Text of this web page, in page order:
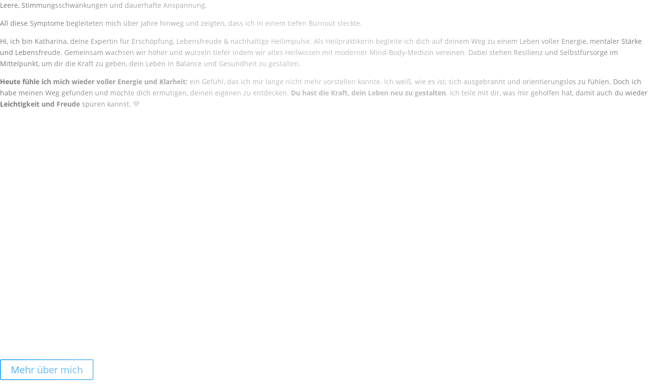
Leere, Stimmungsschwankungen und dauerhafte Anspannung.
All diese Symptome begleiteten mich über Jahre hinweg und zeigten, dass ich in einem tiefen Burnout steckte.
Hi, ich bin Katharina, deine Expertin für Erschöpfung, Lebensfreude & nachhaltige Heilimpulse. Als Heilpraktikerin begleite ich dich auf deinem Weg zu einem Leben voller Energie, mentaler Stärke
und Lebensfreude. Gemeinsam wachsen wir höher und wurzeln tiefer indem wir altes Heilwissen mit moderner Mind-Body-Medizin vereinen. Dabei stehen Resilienz und Selbstfürsorge im
Mittelpunkt, um dir die Kraft zu geben, dein Leben in Balance und Gesundheit zu gestalten.
Heute fühle ich mich wieder voller Energie und Klarheit: ein Gefühl, das ich mir lange nicht mehr vorstellen konnte. Ich weiß, wie es ist, sich ausgebrannt und orientierungslos zu fühlen. Doch ich
habe meinen Weg gefunden und möchte dich ermutigen, deinen eigenen zu entdecken. Du hast die Kraft, dein Leben neu zu gestalten. Ich teile mit dir, was mir geholfen hat, damit auch du wieder
Leichtigkeit und Freude spüren kannst. 💛
Mehr über mich